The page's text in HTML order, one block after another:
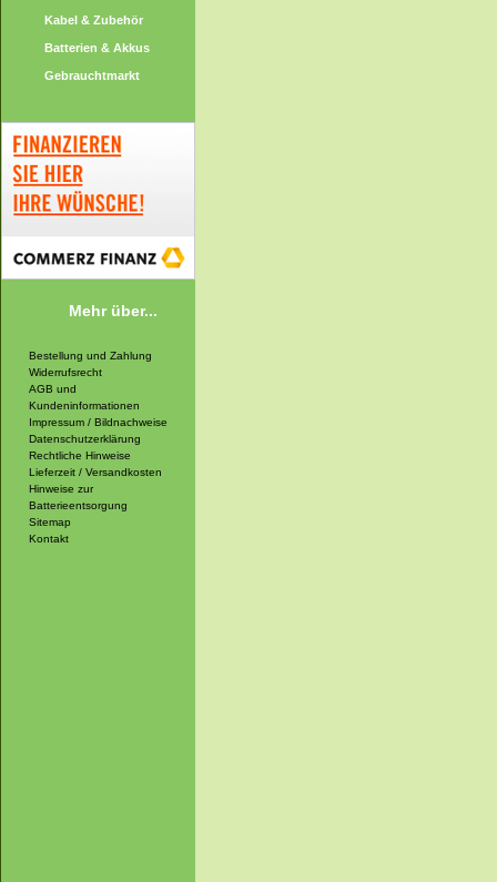
Kabel & Zubehör
Batterien & Akkus
Gebrauchtmarkt
Mehr über...
Bestellung und Zahlung
Widerrufsrecht
AGB und
Kundeninformationen
Impressum / Bildnachweise
Datenschutzerklärung
Rechtliche Hinweise
Lieferzeit / Versandkosten
Hinweise zur
Batterieentsorgung
Sitemap
Kontakt